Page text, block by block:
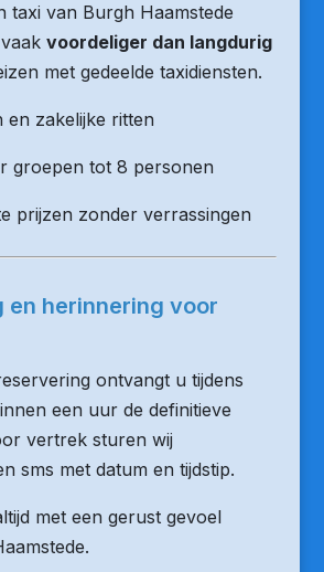
taxi van Burgh Haamstede
voordeliger dan langdurig
met gedeelde taxidiensten.
en zakelijke ritten
groepen tot 8 personen
prijzen zonder verrassingen
en herinnering voor
ontvangt u tijdens
een uur de definitieve
vertrek sturen wij
sms met datum en tijdstip.
met een gerust gevoel